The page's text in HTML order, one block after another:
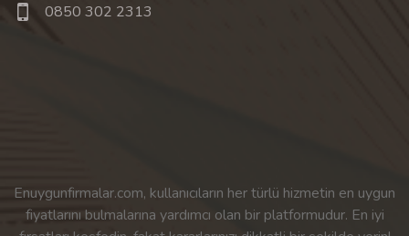
0850 302 2313
Enuygunfirmalar.com, kullanıcıların her türlü hizmetin en uygun
fiyatlarını bulmalarına yardımcı olan bir platformudur. En iyi